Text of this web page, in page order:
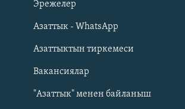
ОНЛАЙН ШЕРИНЕ
Эрежелер
Азаттык - WhatsApp
Азаттыктын тиркемеси
Вакансиялар
"Азаттык" менен байланыш